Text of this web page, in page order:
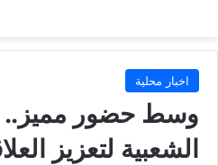
اخبار محلية
وسط حضور مميز..
الشعبية لتعزيز